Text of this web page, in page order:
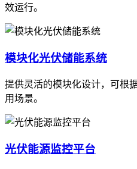
效运行。
模块化光伏储能系统
提供灵活的模块化设计，可根
用场景。
光伏能源监控平台